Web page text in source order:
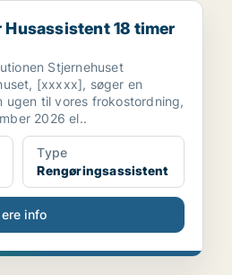
18 timer om ugen
18 timer
Stjernehuset
[xxxxx], søger en
ugen til vores frokostordning,
2026 el..
Type
Rengøringsassistent
info